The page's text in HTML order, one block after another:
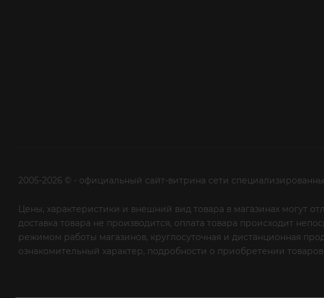
2005-2026 © - официальный сайт-витрина сети
Цены, характеристики и внешний вид товара в магазинах могут
доставка товара не производится, оплата товара происходит
режимом работы магазинов, круглосуточная и дистанционная
ознакомительный характер, подробности о приобретении